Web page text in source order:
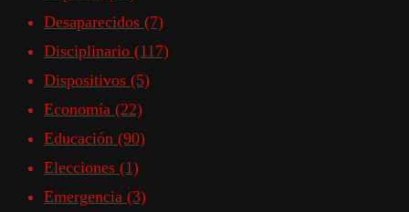
Desaparecidos (7)
Disciplinario (117)
Dispositivos (5)
Economía (22)
Educación (90)
Elecciones (1)
Emergencia (3)